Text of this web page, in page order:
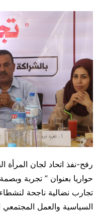
رفح-نفذ اتحاد لجان المرأة
حواريا بعنوان ” تجربة
تجارب نضالية ناجحة
السياسية والعمل